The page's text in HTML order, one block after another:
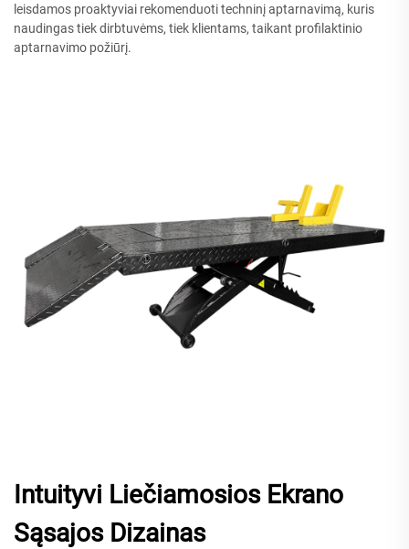
leisdamos proaktyviai rekomenduoti techninį aptarnavimą, kuris
naudingas tiek dirbtuvėms, tiek klientams, taikant profilaktinio
aptarnavimo požiūrį.
Intuityvi Liečiamosios Ekrano
Sąsajos Dizainas